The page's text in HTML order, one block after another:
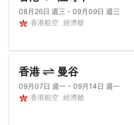
08月26日 週三 - 09月09日 週三
香港航空 經濟艙
香港 曼谷
09月07日 週一 - 09月14日 週一
香港航空 經濟艙